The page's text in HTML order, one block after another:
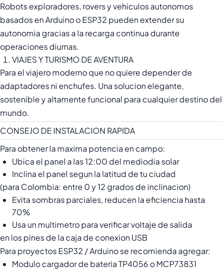
Robots exploradores, rovers y vehiculos autonomos
basados en Arduino o ESP32 pueden extender su
autonomia gracias a la recarga continua durante
operaciones diurnas.
VIAJES Y TURISMO DE AVENTURA
Para el viajero moderno que no quiere depender de
adaptadores ni enchufes. Una solucion elegante,
sostenible y altamente funcional para cualquier destino del
mundo.
CONSEJO DE INSTALACION RAPIDA
Para obtener la maxima potencia en campo:
Ubica el panel a las 12:00 del mediodia solar
Inclina el panel segun la latitud de tu ciudad
(para Colombia: entre 0 y 12 grados de inclinacion)
Evita sombras parciales, reducen la eficiencia hasta
70%
Usa un multimetro para verificar voltaje de salida
en los pines de la caja de conexion USB
Para proyectos ESP32 / Arduino se recomienda agregar:
Modulo cargador de bateria TP4056 o MCP73831